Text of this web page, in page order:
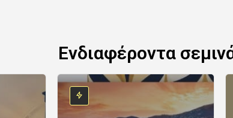
Ενδιαφέροντα